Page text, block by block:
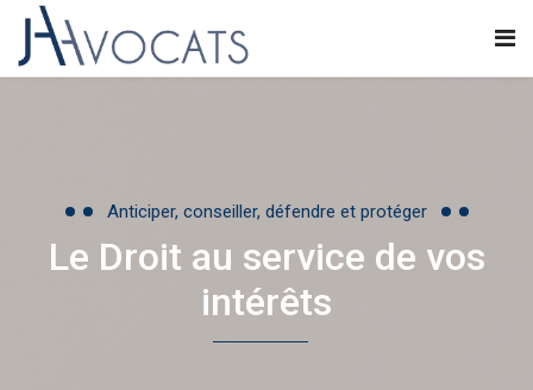
Anticiper, conseiller, défendre et protéger
Le Droit au service de vos
intérêts